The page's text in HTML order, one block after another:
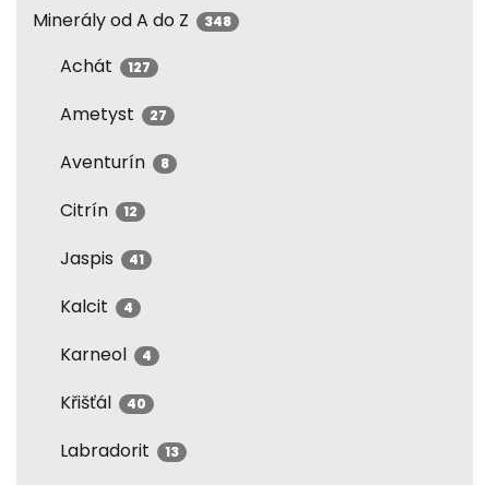
Minerály od A do Z 348
Achát 127
Ametyst 27
Aventurín 8
Citrín 12
Jaspis 41
Kalcit 4
Karneol 4
Křišťál 40
Labradorit 13